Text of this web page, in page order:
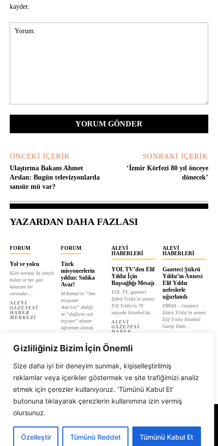
Gizliliğiniz Bizim İçin Önemli
Size daha iyi bir deneyim sunmak, kişiselleştirilmiş
reklamlar veya içerikler göstermek ve site trafiğimizi analiz
etmek için çerezler kullanıyoruz. ‘Tümünü Kabul Et’
butonuna tıklayarak çerezlerin kullanımına izin vermiş
olursunuz.
Özelleştir Tümünü Reddet Tümünü Kabul Et
kaydet.
ÖNCEKI İÇERIK
Ulaştırma Bakanı Ahmet
Arslan: Bugün televizyonlarda
sansür mü var?
SONRAKI İÇERIK
‘İzmir Körfezi 80 yıl önceye
dönecek’
YAZARDAN DAHA FAZLASI
FORUM
Yol ve yolcu
Kürt sorunu iki yüzyılı
bulan ve her gün
kanayan bir
sorundur....
ALEVI
GAZETESI
HABER
MERKEZI
FORUM
Türk
misyonerlerin
yıldızı: Sıdıka
Avar!
M.Kemal’in “Sen
misyoner
Avar’sın” dediği
ve “dağlara ışık
taşıyan” efsane
öğretmen olarak
ALEVI
GAZETESI
ALEVI
HABERLERI
YOL TV’den Elif
Yıldız İçin
Başsağlığı Mesajı
YOL TV, gazeteci
Şükrü Yıldız'ın annesi
Elif Yıldız'ın 78
yaşında İstanbul'da...
ALEVI
GAZETESI
HABER
ALEVI
HABERLERI
Gazeteci Şükrü
Yıldız’ın Annesi
Elif Yıldız
nefeslerle
uğurlandı
PİRHA – Gazeteci
Şükrü Yıldız’ın annesi
Elif Yıldız İstanbul
Garip Dede...
Alevi Gazetesi